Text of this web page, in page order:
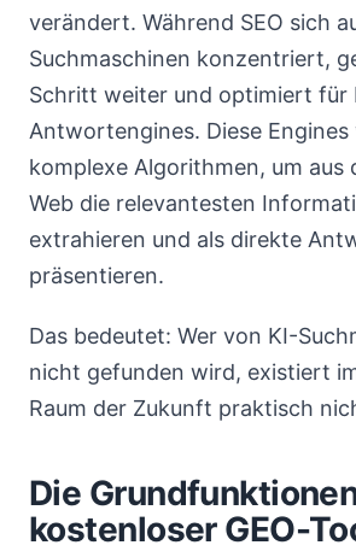
verändert. Während SEO sich
Suchmaschinen konzentriert,
Schritt weiter und optimiert für
Antwortengines. Diese
komplexe Algorithmen, um aus
Web die relevantesten
extrahieren und als direkte
präsentieren.
Das bedeutet: Wer von KI-
nicht gefunden wird, existiert
Raum der Zukunft praktisch
Die
kostenloser GEO-